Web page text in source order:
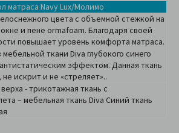
матраса Navy Lux/Молимо
цвета с объемной стежкой на
и пене ormafoam. Благодаря своей
повышает уровень комфорта матраса.
ткани Diva глубокого синего
эффектом. Данная ткань
искрит и не «стреляет»..
- трикотажная ткань с
– мебельная ткань Diva Синий ткань